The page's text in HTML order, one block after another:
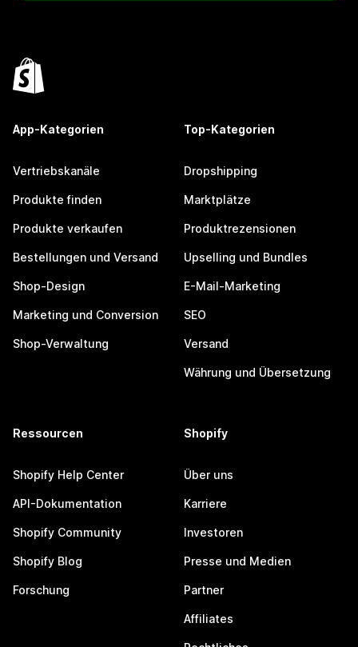
App-Kategorien
Vertriebskanäle
Produkte finden
Produkte verkaufen
Bestellungen und Versand
Shop-Design
Marketing und Conversion
Shop-Verwaltung
Top-Kategorien
Dropshipping
Marktplätze
Produktrezensionen
Upselling und Bundles
E-Mail-Marketing
SEO
Versand
Währung und Übersetzung
Ressourcen
Shopify Help Center
API-Dokumentation
Shopify Community
Shopify Blog
Forschung
Shopify
Über uns
Karriere
Investoren
Presse und Medien
Partner
Affiliates